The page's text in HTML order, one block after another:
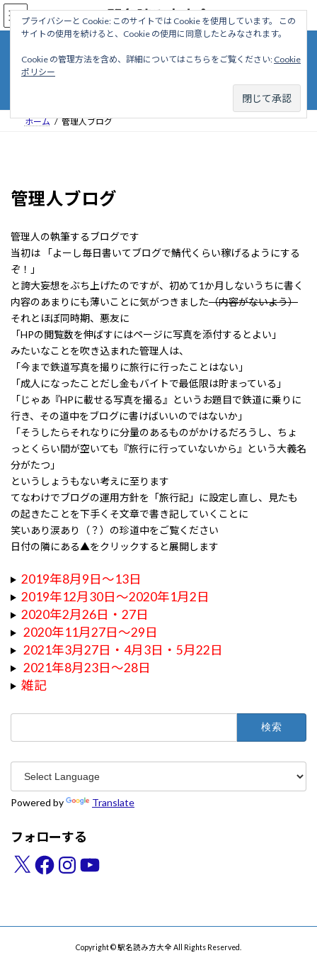
コ
ン
ナ
ビ
駅名読み方大全
管理人ブログ
ホーム 管理人ブログ
管理人ブログ
管理人の執筆するブログです
当初は 「よーし毎日書いてブログで鯖代くらい稼げるようにする
ぞ！」
と誇大妄想をぶち上げたのですが、初めて1か月しないうちに書く
内容のあまりにも薄いことに気がつきました（内容がないよう）
それとほぼ同時期、悪友に
「HPの閲覧数を伸ばすにはページに写真を添付するとよい」
みたいなことを吹き込まれた管理人は、
「今まで鉄道写真を撮りに旅行に行ったことはない」
「成人になったことだし金もバイトで最低限は貯まっている」
「じゃあ『HPに載せる写真を撮る』というお題目で鉄道に乗りに
行き、その道中をブログに書けばいいのではないか」
「そうしたらそれなりに分量のあるものがかけるだろうし、ちょ
っとくらい間が空いても『旅行に行っていないから』という大義名
分がたつ」
というしょうもない考えに至ります
てなわけでブログの運用方針を「旅行記」に設定し直し、見たも
の起きたことを下手くそ文章で書き記していくことに
笑いあり涙あり（？）の珍道中をご覧ください
日付の隣にある▲をクリックすると展開します
2019年8月9日～13日
2019年12月30日～2020年1月2日
2020年2月26日・27日
2020年11月27日～29日
2021年3月27日・4月3日・5月22日
2021年8月23日～28日
雑記
Powered by Translate
フォローする
X FacebookInstagram
YouTube
Copyright © 駅名読み方大全 All Rights Reserved.
プライバシーと Cookie: このサイトでは Cookie を使用しています。 この
サイトの使用を続けると、Cookie の使用に同意したとみなされます。
Cookie の管理方法を含め、詳細についてはこちらをご覧ください: Cookie
ポリシー